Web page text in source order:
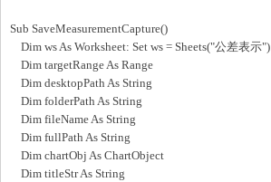
Sub SaveMeasurementCapture()
Dim ws As Worksheet: Set ws = Sheets("公差表示")
Dim targetRange As Range
Dim desktopPath As String
Dim folderPath As String
Dim fileName As String
Dim fullPath As String
Dim chartObj As ChartObject
Dim titleStr As String